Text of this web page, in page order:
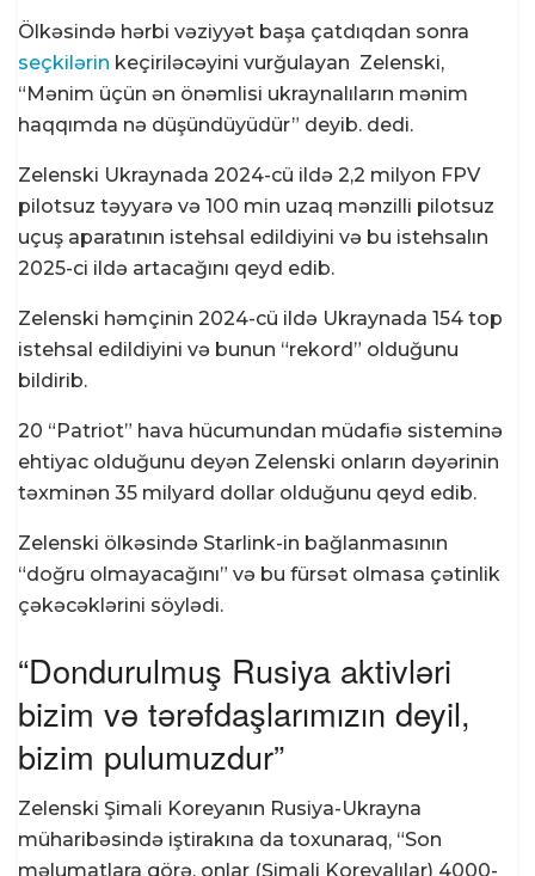
Ölkəsində hərbi vəziyyət başa çatdıqdan sonra
seçkilərin keçiriləcəyini vurğulayan Zelenski,
“Mənim üçün ən önəmlisi ukraynalıların mənim
haqqımda nə düşündüyüdür” deyib. dedi.
Zelenski Ukraynada 2024-cü ildə 2,2 milyon FPV
pilotsuz təyyarə və 100 min uzaq mənzilli pilotsuz
uçuş aparatının istehsal edildiyini və bu istehsalın
2025-ci ildə artacağını qeyd edib.
Zelenski həmçinin 2024-cü ildə Ukraynada 154 top
istehsal edildiyini və bunun “rekord” olduğunu
bildirib.
20 “Patriot” hava hücumundan müdafiə sisteminə
ehtiyac olduğunu deyən Zelenski onların dəyərinin
təxminən 35 milyard dollar olduğunu qeyd edib.
Zelenski ölkəsində Starlink-in bağlanmasının
“doğru olmayacağını” və bu fürsət olmasa çətinlik
çəkəcəklərini söylədi.
“Dondurulmuş Rusiya aktivləri
bizim və tərəfdaşlarımızın deyil,
bizim pulumuzdur”
Zelenski Şimali Koreyanın Rusiya-Ukrayna
müharibəsində iştirakına da toxunaraq, “Son
məlumatlara görə, onlar (Şimali Koreyalılar) 4000-